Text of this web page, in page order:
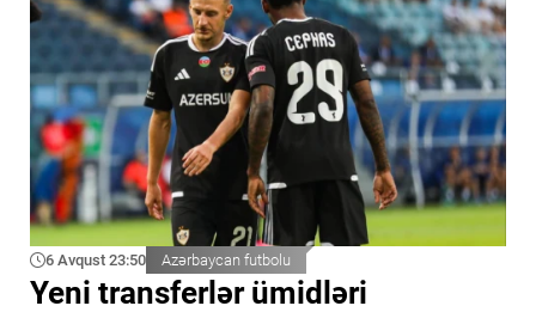
6 Avqust 23:50 Azərbaycan futbolu
Yeni transferlər ümidləri